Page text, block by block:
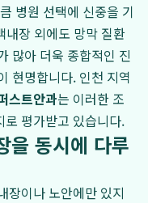
병원 선택에 신중을 기
내장 외에도 망막 질환
많아 더욱 종합적인 진
현명합니다. 인천 지역
스트안과는 이러한 조
평가받고 있습니다.
을 동시에 다루
장이나 노안에만 있지